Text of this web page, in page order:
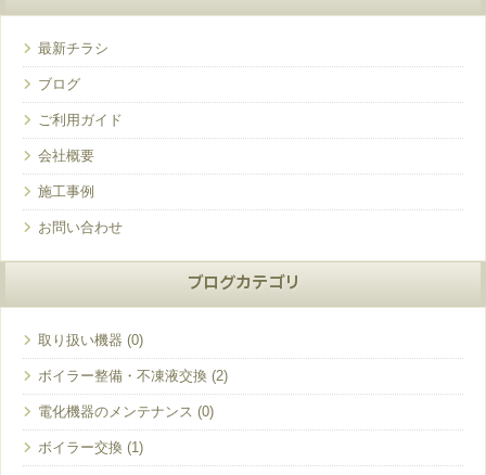
最新チラシ
ブログ
ご利用ガイド
会社概要
施工事例
お問い合わせ
ブログカテゴリ
取り扱い機器
ボイラー整備・不凍液交換
電化機器のメンテナンス
ボイラー交換